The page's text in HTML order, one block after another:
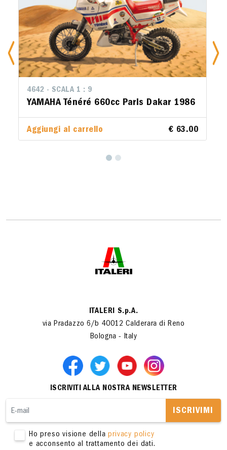
4642 - SCALA 1 : 9
YAMAHA Ténéré 660cc Paris Dakar 1986
Aggiungi al carrello € 63.00
ITALERI S.p.A.
via Pradazzo 6/b 40012 Calderara di Reno
Bologna - Italy
ISCRIVITI ALLA NOSTRA NEWSLETTER
ISCRIVIMI
Ho preso visione dellaprivacy policy
e acconsento al trattamento dei dati.